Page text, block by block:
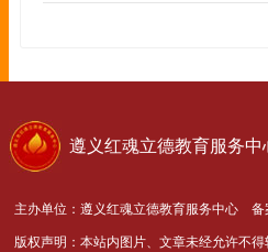
遵义红魂立德教育服务中
主办单位：遵义红魂立德教育服务中心 备
版权声明：本站内图片、文章未经允许不得